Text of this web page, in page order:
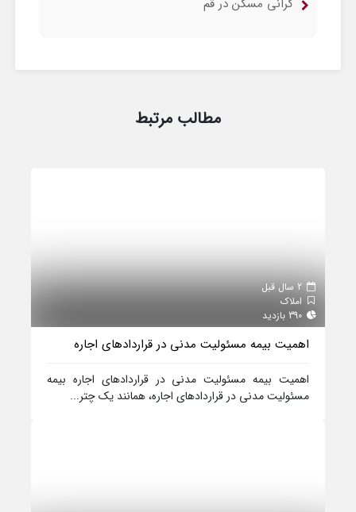
مطالب مرتبط
املاک
اهمیت بیمه مسئولیت مدنی در قراردادهای اجاره
اهمیت بیمه مسئولیت مدنی در قراردادهای اجاره بیمه
مسئولیت مدنی در قراردادهای اجاره، همانند یک چتر...